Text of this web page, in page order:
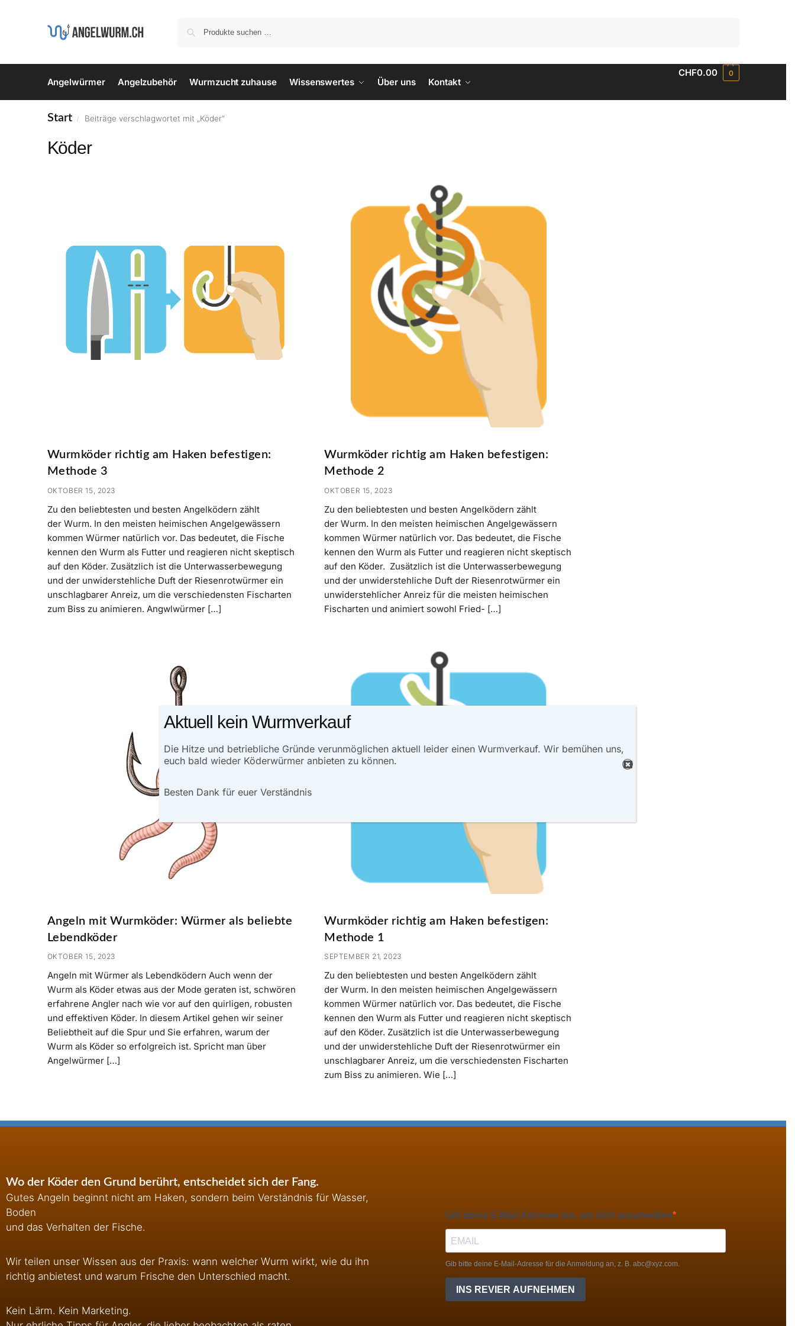
Angelwürmer Angelzubehör Wurmzucht zuhause Wissenswertes Über uns Kontakt
CHF0.00 0
Start / Beiträge verschlagwortet mit „Köder“
Köder
Wurmköder richtig am Haken befestigen:
Methode 3
OKTOBER 15, 2023
Zu den beliebtesten und besten Angelködern zählt
der Wurm. In den meisten heimischen Angelgewässern
kommen Würmer natürlich vor. Das bedeutet, die Fische
kennen den Wurm als Futter und reagieren nicht skeptisch
auf den Köder. Zusätzlich ist die Unterwasserbewegung
und der unwiderstehliche Duft der Riesenrotwürmer ein
unschlagbarer Anreiz, um die verschiedensten Fischarten
zum Biss zu animieren. Angwlwürmer […]
Wurmköder richtig am Haken befestigen:
Methode 2
OKTOBER 15, 2023
Zu den beliebtesten und besten Angelködern zählt
der Wurm. In den meisten heimischen Angelgewässern
kommen Würmer natürlich vor. Das bedeutet, die Fische
kennen den Wurm als Futter und reagieren nicht skeptisch
auf den Köder. Zusätzlich ist die Unterwasserbewegung
und der unwiderstehliche Duft der Riesenrotwürmer ein
unwiderstehlicher Anreiz für die meisten heimischen
Fischarten und animiert sowohl Fried- […]
Angeln mit Wurmköder: Würmer als beliebte
Lebendköder
OKTOBER 15, 2023
Angeln mit Würmer als Lebendködern Auch wenn der
Wurm als Köder etwas aus der Mode geraten ist, schwören
erfahrene Angler nach wie vor auf den quirligen, robusten
und effektiven Köder. In diesem Artikel gehen wir seiner
Beliebtheit auf die Spur und Sie erfahren, warum der
Wurm als Köder so erfolgreich ist. Spricht man über
Angelwürmer […]
Wurmköder richtig am Haken befestigen:
Methode 1
SEPTEMBER 21, 2023
Zu den beliebtesten und besten Angelködern zählt
der Wurm. In den meisten heimischen Angelgewässern
kommen Würmer natürlich vor. Das bedeutet, die Fische
kennen den Wurm als Futter und reagieren nicht skeptisch
auf den Köder. Zusätzlich ist die Unterwasserbewegung
und der unwiderstehliche Duft der Riesenrotwürmer ein
unschlagbarer Anreiz, um die verschiedensten Fischarten
zum Biss zu animieren. Wie […]
Wo der Köder den Grund berührt, entscheidet sich der Fang.
Gutes Angeln beginnt nicht am Haken, sondern beim Verständnis für Wasser,
Boden
und das Verhalten der Fische.
Wir teilen unser Wissen aus der Praxis: wann welcher Wurm wirkt, wie du ihn
richtig anbietest und warum Frische den Unterschied macht.
Kein Lärm. Kein Marketing.
Aktuell kein Wurmverkauf
Die Hitze und betriebliche Gründe verunmöglichen aktuell leider einen Wurmverkauf. Wir bemühen uns,
euch bald wieder Köderwürmer anbieten zu können.
Besten Dank für euer Verständnis